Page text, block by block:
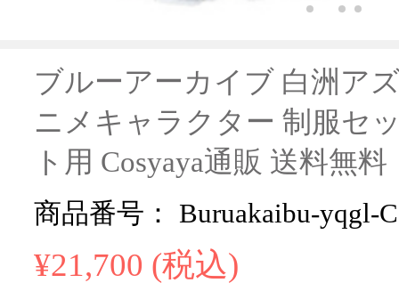
ブルーアーカイブ 白洲ア
ニメキャラクター 制服セ
ト用 Cosyaya通販 送料無料
商品番号： Buruakaibu-yqgl-
¥21,700 (税込)